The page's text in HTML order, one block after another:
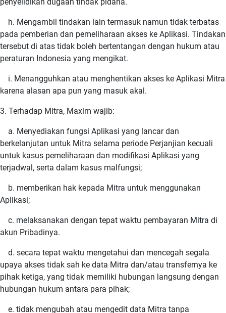
h. Mengambil tindakan lain termasuk namun tidak terbatas
pada pemberian dan pemeliharaan akses ke Aplikasi. Tindakan
tersebut di atas tidak boleh bertentangan dengan hukum atau
peraturan Indonesia yang mengikat.
i. Menangguhkan atau menghentikan akses ke Aplikasi Mitra
karena alasan apa pun yang masuk akal.
3. Terhadap Mitra, Maxim wajib:
a. Menyediakan fungsi Aplikasi yang lancar dan
berkelanjutan untuk Mitra selama periode Perjanjian kecuali
untuk kasus pemeliharaan dan modifikasi Aplikasi yang
terjadwal, serta dalam kasus malfungsi;
b. memberikan hak kepada Mitra untuk menggunakan
Aplikasi;
c. melaksanakan dengan tepat waktu pembayaran Mitra di
akun Pribadinya.
d. secara tepat waktu mengetahui dan mencegah segala
upaya akses tidak sah ke data Mitra dan/atau transfernya ke
pihak ketiga, yang tidak memiliki hubungan langsung dengan
hubungan hukum antara para pihak;
e. tidak mengubah atau mengedit data Mitra tanpa